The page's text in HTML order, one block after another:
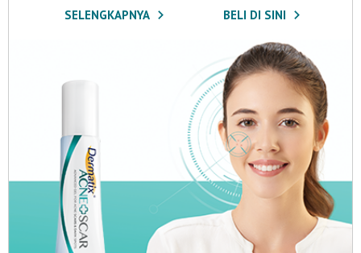
SELENGKAPNYA BELI DI SINI